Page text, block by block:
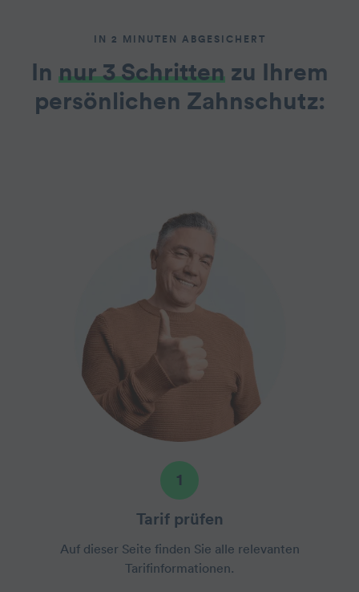
IN 2 MINUTEN ABGESICHERT
In nur 3 Schrittenzu Ihrem
persönlichen Zahnschutz:
1
Tarif prüfen
Auf dieser Seite finden Sie alle relevanten
Tarifinformationen.